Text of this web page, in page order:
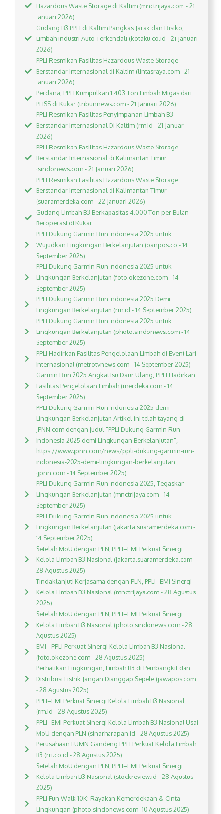
Hazardous Waste Storage di Kaltim (mnctrijaya.com - 21
Januari 2026)
Gudang B3 PPLI di Kaltim Pangkas Jarak dan Risiko,
Limbah Industri Auto Terkendali (kotaku.co.id - 21 Januari
2026)
PPLI Resmikan Fasilitas Hazardous Waste Storage
Berstandar Internasional di Kaltim (lintasraya.com - 21
Januari 2026)
Perdana, PPLI Kumpulkan 1.403 Ton Limbah Migas dari
PHSS di Kukar (tribunnews.com - 21 Januari 2026)
PPLI Resmikan Fasilitas Penyimpanan Limbah B3
Berstandar Internasional Di Kaltim (rm.id - 21 Januari
2026)
PPLI Resmikan Fasilitas Hazardous Waste Storage
Berstandar Internasional di Kalimantan Timur
(sindonews.com - 21 Januari 2026)
PPLI Resmikan Fasilitas Hazardous Waste Storage
Berstandar Internasional di Kalimantan Timur
(suaramerdeka.com - 22 Januari 2026)
Gudang Limbah B3 Berkapasitas 4.000 Ton per Bulan
Beroperasi di Kukar
PPLI Dukung Garmin Run Indonesia 2025 untuk
Wujudkan Lingkungan Berkelanjutan (banpos.co - 14
September 2025)
PPLI Dukung Garmin Run Indonesia 2025 untuk
Lingkungan Berkelanjutan (foto.okezone.com - 14
September 2025)
PPLI Dukung Garmin Run Indonesia 2025 Demi
Lingkungan Berkelanjutan (rm.id - 14 September 2025)
PPLI Dukung Garmin Run Indonesia 2025 untuk
Lingkungan Berkelanjutan (photo.sindonews.com - 14
September 2025)
PPLI Hadirkan Fasilitas Pengelolaan Limbah di Event Lari
Internasional (metrotvnews.com - 14 September 2025)
Garmin Run 2025 Angkat Isu Daur Ulang, PPLI Hadirkan
Fasilitas Pengelolaan Limbah (merdeka.com - 14
September 2025)
PPLI Dukung Garmin Run Indonesia 2025 demi
Lingkungan Berkelanjutan Artikel ini telah tayang di
JPNN.com dengan judul "PPLI Dukung Garmin Run
Indonesia 2025 demi Lingkungan Berkelanjutan",
https://www.jpnn.com/news/ppli-dukung-garmin-run-
indonesia-2025-demi-lingkungan-berkelanjutan
(jpnn.com - 14 September 2025)
PPLI Dukung Garmin Run Indonesia 2025, Tegaskan
Lingkungan Berkelanjutan (mnctrijaya.com - 14
September 2025)
PPLI Dukung Garmin Run Indonesia 2025 untuk
Lingkungan Berkelanjutan (jakarta.suaramerdeka.com -
14 September 2025)
Setelah MoU dengan PLN, PPLI–EMI Perkuat Sinergi
Kelola Limbah B3 Nasional (jakarta.suaramerdeka.com -
28 Agustus 2025)
Tindaklanjuti Kerjasama dengan PLN, PPLI–EMI Sinergi
Kelola Limbah B3 Nasional (mnctrijaya.com - 28 Agustus
2025)
Setelah MoU dengan PLN, PPLI–EMI Perkuat Sinergi
Kelola Limbah B3 Nasional (photo.sindonews.com - 28
Agustus 2025)
EMI - PPLI Perkuat Sinergi Kelola Limbah B3 Nasional
(foto.okezone.com - 28 Agustus 2025)
Perhatikan Lingkungan, Limbah B3 di Pembangkit dan
Distribusi Listrik Jangan Dianggap Sepele (jawapos.com
- 28 Agustus 2025)
PPLI–EMI Perkuat Sinergi Kelola Limbah B3 Nasional
(rm.id - 28 Agustus 2025)
PPLI–EMI Perkuat Sinergi Kelola Limbah B3 Nasional Usai
MoU dengan PLN (sinarharapan.id - 28 Agustus 2025)
Perusahaan BUMN Gandeng PPLI Perkuat Kelola Limbah
B3 (rri.co.id - 28 Agustus 2025)
Setelah MoU dengan PLN, PPLI–EMI Perkuat Sinergi
Kelola Limbah B3 Nasional (stockreview.id - 28 Agustus
2025)
PPLI Fun Walk 10K: Rayakan Kemerdekaan & Cinta
Lingkungan (photo.sindonews.com- 10 Agustus 2025)